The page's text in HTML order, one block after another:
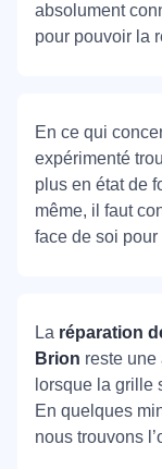
absolument
pour pouvoir la
En ce qui
expérimenté
plus en état de
même, il faut
face de soi pour
La réparation
Brion reste une
lorsque la grille
En quelques
nous trouvons